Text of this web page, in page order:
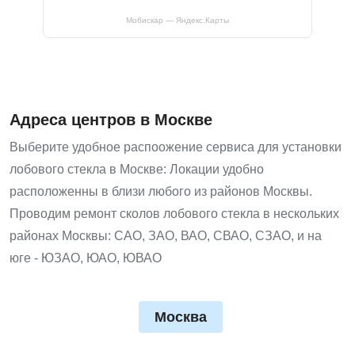
Мобискар — Яндекс.Карты
Адреса центров в Москве
Выберите удобное распоожение сервиса для установки
лобового стекла в Москве: Локации удобно
расположенны в близи любого из районов Москвы.
Проводим ремонт сколов лобового стекла в нескольких
районах Москвы: САО, ЗАО, ВАО, СВАО, СЗАО, и на
юге - ЮЗАО, ЮАО, ЮВАО
Москва